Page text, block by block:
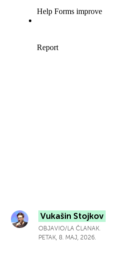
Vukašin Stojkov
OBJAVIO/LA ČLANAK.
PETAK, 8. MAJ, 2026.